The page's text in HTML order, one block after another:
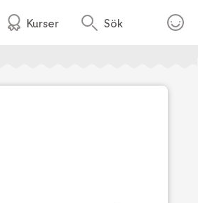
Kurser Sök
Foto:Alexandra Truedsson